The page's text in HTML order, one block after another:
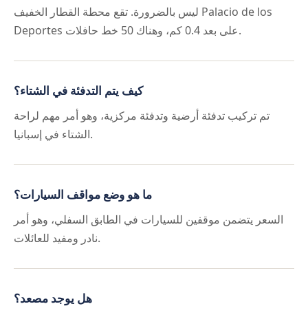
ليس بالضرورة. تقع محطة القطار الخفيف Palacio de los
Deportes على بعد 0.4 كم، وهناك 50 خط حافلات.
كيف يتم التدفئة في الشتاء؟
تم تركيب تدفئة أرضية وتدفئة مركزية، وهو أمر مهم لراحة
الشتاء في إسبانيا.
ما هو وضع مواقف السيارات؟
السعر يتضمن موقفين للسيارات في الطابق السفلي، وهو أمر
نادر ومفيد للعائلات.
هل يوجد مصعد؟